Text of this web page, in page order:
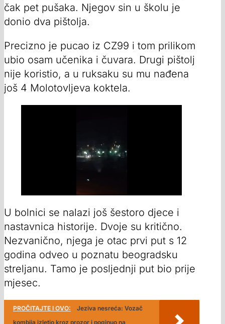
čak pet pušaka. Njegov sin u školu je
donio dva pištolja.
Precizno je pucao iz CZ99 i tom prilikom
ubio osam učenika i čuvara. Drugi pištolj
nije koristio, a u ruksaku su mu nađena
još 4 Molotovljeva koktela.
U bolnici se nalazi još šestoro djece i
nastavnica historije. Dvoje su kritično.
Nezvanično, njega je otac prvi put s 12
godina odveo u poznatu beogradsku
streljanu. Tamo je posljednji put bio prije
mjesec.
PROČITAJTE I OVO:
Jeziva nesreća: Vozač
kombija izletio kroz prozor i poginuo na